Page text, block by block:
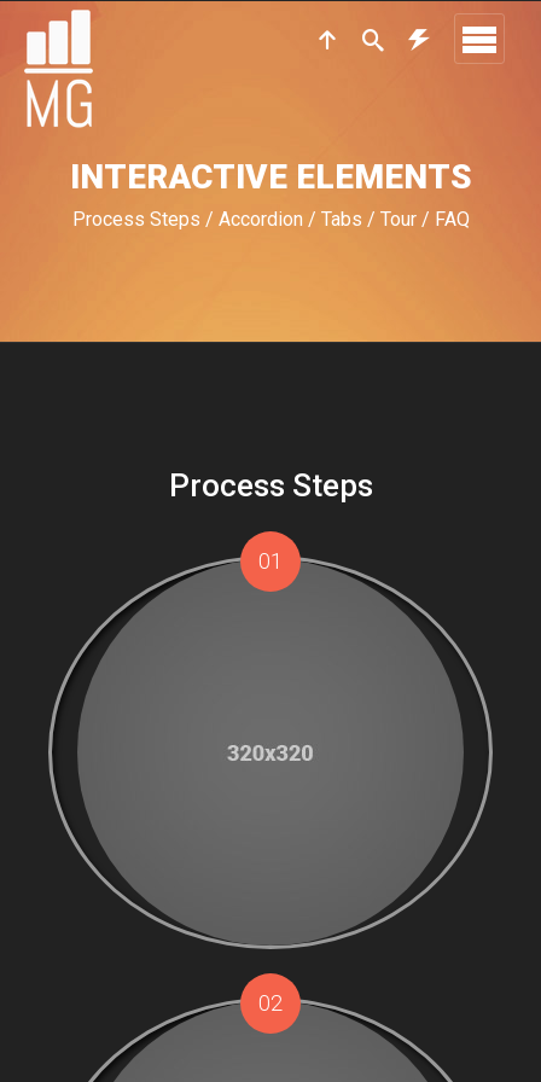
INTERACTIVE ELEMENTS
Process Steps / Accordion / Tabs / Tour / FAQ
Process Steps
01
02